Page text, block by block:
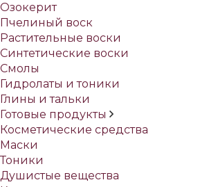
Озокерит
Пчелиный воск
Растительные воски
Синтетические воски
Смолы
Гидролаты и тоники
Глины и тальки
Готовые продукты
Косметические средства
Маски
Тоники
Душистые вещества